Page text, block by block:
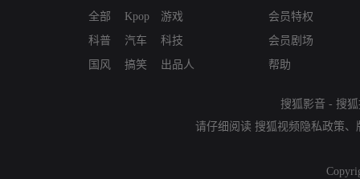
全部
科普
国风
Kpop
汽车
搞笑
游戏
科技
出品人
会员特权
会员剧场
帮助
搜狐影音 - 搜
请仔细阅读 搜狐视频隐私政策、